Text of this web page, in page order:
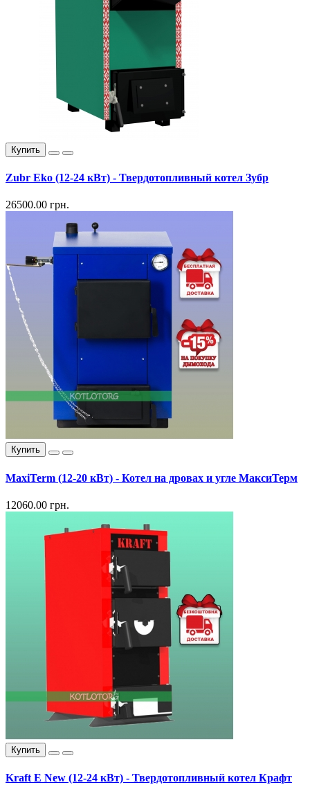
Купить
Zubr Eko (12-24 кВт) - Твердотопливный котел Зубр
26500.00 грн.
Купить
MaxiTerm (12-20 кВт) - Котел на дровах и угле МаксиТерм
12060.00 грн.
Купить
Kraft E New (12-24 кВт) - Твердотопливный котел Крафт